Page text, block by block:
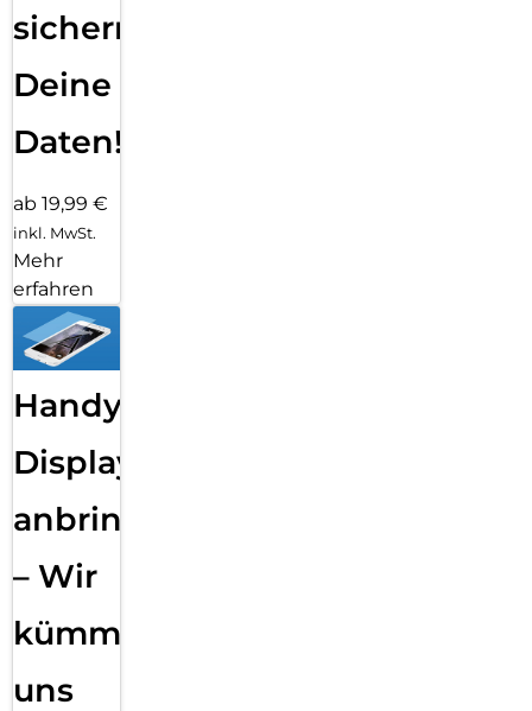
sichern
Deine
Daten!
ab 19,99 €
inkl. MwSt.
Mehr
erfahren
Handy
Displayfolie
anbringen
– Wir
kümmern
uns